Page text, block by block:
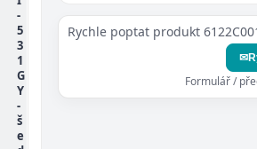
-
5
3
1
G
Y
-
š
e
Rychle poptat produkt
✉
Formulář /